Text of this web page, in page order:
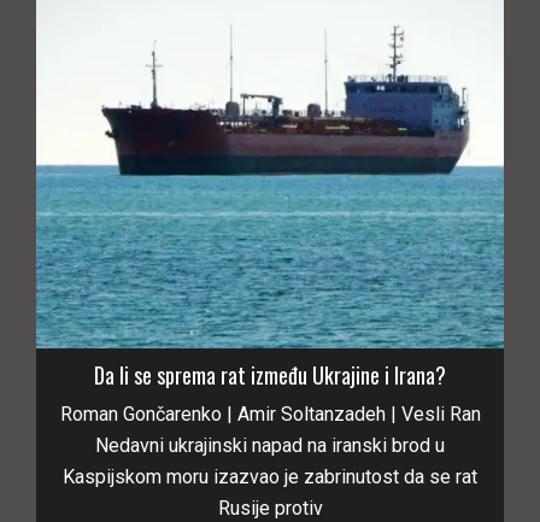
Da li se sprema rat između Ukrajine i Irana?
Roman Gončarenko | Amir Soltanzadeh | Vesli Ran
Nedavni ukrajinski napad na iranski brod u
Kaspijskom moru izazvao je zabrinutost da se rat
Rusije protiv